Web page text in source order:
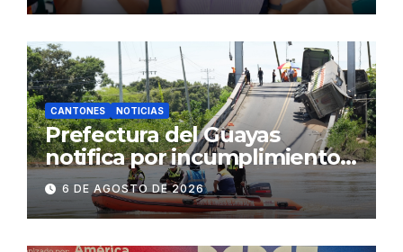
2.500 jóvenes
CANTONES NOTICIAS
Prefectura del Guayas
notifica por incumplimiento
contractual a la
Concesionaria CONORTE y
exige celeridad en
6 DE AGOSTO DE 2026